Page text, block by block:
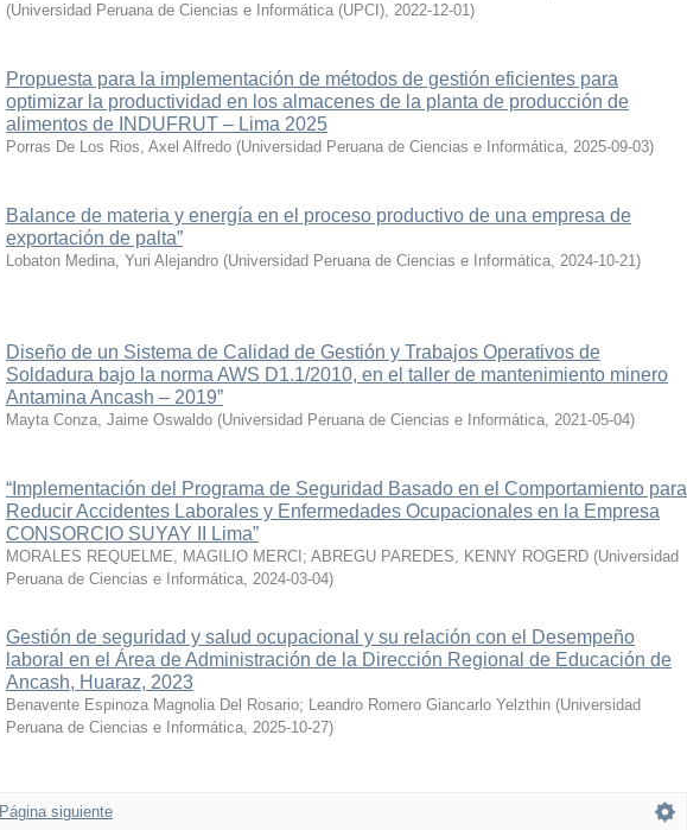
(Universidad Peruana de Ciencias e Informática (UPCI), 2022-12-01)
Propuesta para la implementación de métodos de gestión eficientes para
optimizar la productividad en los almacenes de la planta de producción de
alimentos de INDUFRUT – Lima 2025
Porras De Los Rios, Axel Alfredo (Universidad Peruana de Ciencias e Informática, 2025-09-03)
Balance de materia y energía en el proceso productivo de una empresa de
exportación de palta”
Lobaton Medina, Yuri Alejandro (Universidad Peruana de Ciencias e Informática, 2024-10-21)
Diseño de un Sistema de Calidad de Gestión y Trabajos Operativos de
Soldadura bajo la norma AWS D1.1/2010, en el taller de mantenimiento minero
Antamina Ancash – 2019”
Mayta Conza, Jaime Oswaldo (Universidad Peruana de Ciencias e Informática, 2021-05-04)
“Implementación del Programa de Seguridad Basado en el Comportamiento para
Reducir Accidentes Laborales y Enfermedades Ocupacionales en la Empresa
CONSORCIO SUYAY II Lima”
MORALES REQUELME, MAGILIO MERCI ; ABREGU PAREDES, KENNY ROGERD (Universidad
Peruana de Ciencias e Informática, 2024-03-04)
Gestión de seguridad y salud ocupacional y su relación con el Desempeño
laboral en el Área de Administración de la Dirección Regional de Educación de
Ancash, Huaraz, 2023
Benavente Espinoza Magnolia Del Rosario; Leandro Romero Giancarlo Yelzthin (Universidad
Peruana de Ciencias e Informática, 2025-10-27)
Página siguiente